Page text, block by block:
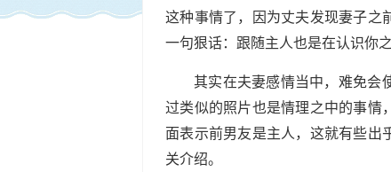
这种事情了，因为丈夫发现妻子之
一句狠话：跟随主人也是在认识你
其实在夫妻感情当中，难免会
过类似的照片也是情理之中的事情
面表示前男友是主人，这就有些出
关介绍。